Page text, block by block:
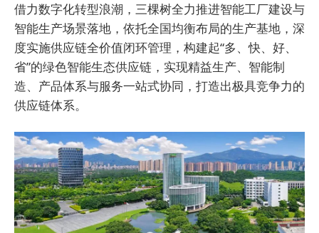
借力数字化转型浪潮，三棵树全力推进智能工厂建设与
智能生产场景落地，依托全国均衡布局的生产基地，深
度实施供应链全价值闭环管理，构建起“多、快、好、
省”的绿色智能生态供应链，实现精益生产、智能制
造、产品体系与服务一站式协同，打造出极具竞争力的
供应链体系。